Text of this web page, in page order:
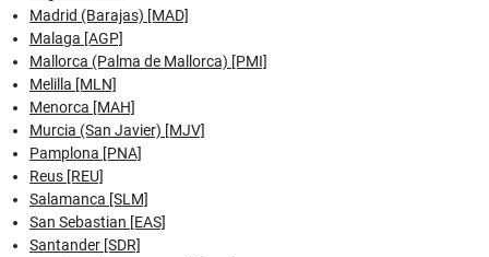
Madrid (Barajas) [MAD]
Malaga [AGP]
Mallorca (Palma de Mallorca) [PMI]
Melilla [MLN]
Menorca [MAH]
Murcia (San Javier) [MJV]
Pamplona [PNA]
Reus [REU]
Salamanca [SLM]
San Sebastian [EAS]
Santander [SDR]